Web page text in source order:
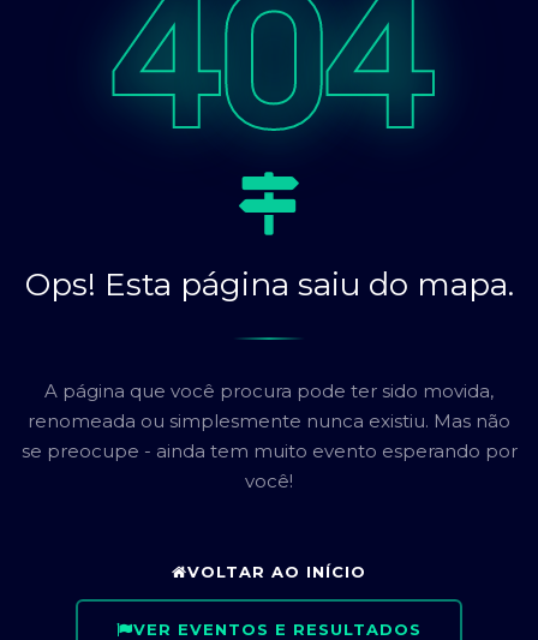
404
Ops! Esta página saiu do mapa.
A página que você procura pode ter sido movida,
renomeada ou simplesmente nunca existiu. Mas não
se preocupe - ainda tem muito evento esperando por
você!
VOLTAR AO INÍCIO
VER EVENTOS E RESULTADOS